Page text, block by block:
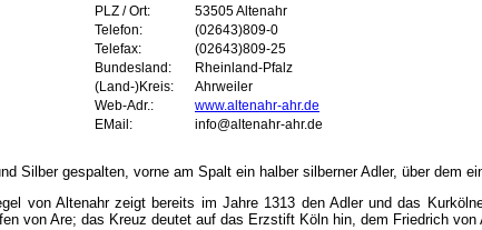
PLZ / Ort:
53505 Altenahr
Telefon:
(02643)809-0
Telefax:
(02643)809-25
Bundesland:
Rheinland-Pfalz
(Land-)Kreis:
Ahrweiler
Web-Adr.:
www.altenahr-ahr.de
EMail:
info@altenahr-ahr.de
Silber gespalten, vorne am Spalt ein halber silberner Adler, über dem
von Altenahr zeigt bereits im Jahre 1313 den Adler und das
von Are; das Kreuz deutet auf das Erzstift Köln hin, dem Friedrich